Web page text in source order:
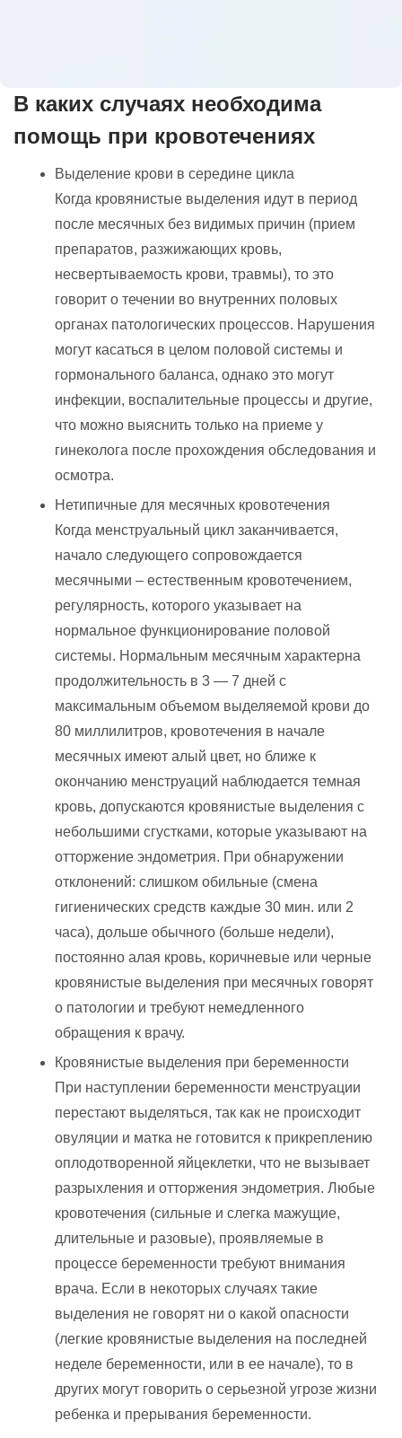
В каких случаях необходима
помощь при кровотечениях
Выделение крови в середине цикла
Когда кровянистые выделения идут в период
после месячных без видимых причин (прием
препаратов, разжижающих кровь,
несвертываемость крови, травмы), то это
говорит о течении во внутренних половых
органах патологических процессов. Нарушения
могут касаться в целом половой системы и
гормонального баланса, однако это могут
инфекции, воспалительные процессы и другие,
что можно выяснить только на приеме у
гинеколога после прохождения обследования и
осмотра.
Нетипичные для месячных кровотечения
Когда менструальный цикл заканчивается,
начало следующего сопровождается
месячными – естественным кровотечением,
регулярность, которого указывает на
нормальное функционирование половой
системы. Нормальным месячным характерна
продолжительность в 3 — 7 дней с
максимальным объемом выделяемой крови до
80 миллилитров, кровотечения в начале
месячных имеют алый цвет, но ближе к
окончанию менструаций наблюдается темная
кровь, допускаются кровянистые выделения с
небольшими сгустками, которые указывают на
отторжение эндометрия. При обнаружении
отклонений: слишком обильные (смена
гигиенических средств каждые 30 мин. или 2
часа), дольше обычного (больше недели),
постоянно алая кровь, коричневые или черные
кровянистые выделения при месячных говорят
о патологии и требуют немедленного
обращения к врачу.
Кровянистые выделения при беременности
При наступлении беременности менструации
перестают выделяться, так как не происходит
овуляции и матка не готовится к прикреплению
оплодотворенной яйцеклетки, что не вызывает
разрыхления и отторжения эндометрия. Любые
кровотечения (сильные и слегка мажущие,
длительные и разовые), проявляемые в
процессе беременности требуют внимания
врача. Если в некоторых случаях такие
выделения не говорят ни о какой опасности
(легкие кровянистые выделения на последней
неделе беременности, или в ее начале), то в
других могут говорить о серьезной угрозе жизни
ребенка и прерывания беременности.